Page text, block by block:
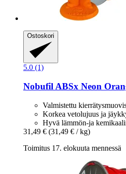
Ostoskori
5.0 (1)
Nobufil ABSx Neon
Valmistettu
Korkea vetolujuus ja
Hyvä lämmön-ja
31,49 € (31,49 € / kg)
Toimitus 17. elokuuta mennessä